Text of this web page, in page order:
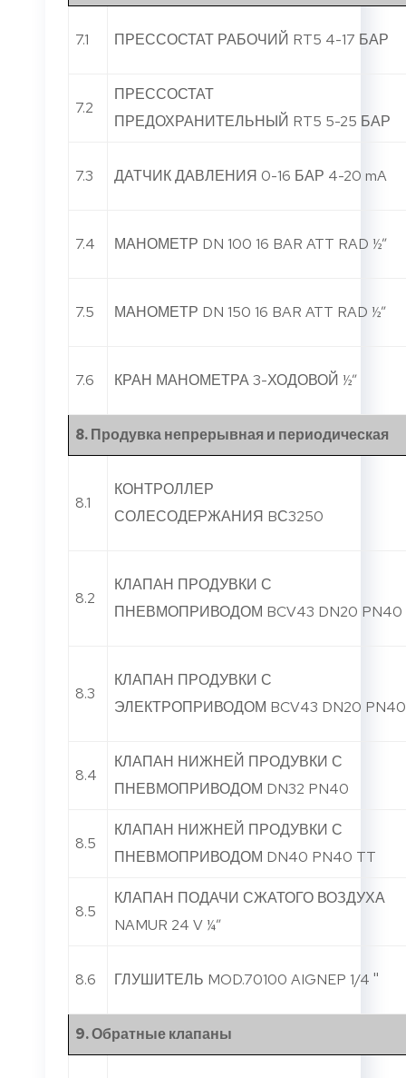
7.1 ПРЕССОСТАТ РАБОЧИЙ RT5 4-17 БАР
7.2
ПРЕССОСТАТ
ПРЕДОХРАНИТЕЛЬНЫЙ RT5 5-25 БАР
7.3 ДАТЧИК ДАВЛЕНИЯ 0-16 БАР 4-20 mA
7.4 МАНОМЕТР DN 100 16 BAR ATT RAD ½”
7.5 МАНОМЕТР DN 150 16 BAR ATT RAD ½”
7.6 КРАН МАНОМЕТРА 3-ХОДОВОЙ ½”
8. Продувка непрерывная и периодическая
8.1
КОНТРОЛЛЕР
СОЛЕСОДЕРЖАНИЯ BС3250
8.2
КЛАПАН ПРОДУВКИ С
ПНЕВМОПРИВОДОМ BCV43 DN20 PN40
8.3
КЛАПАН ПРОДУВКИ С
ЭЛЕКТРОПРИВОДОМ BCV43 DN20 PN40
8.4
КЛАПАН НИЖНЕЙ ПРОДУВКИ С
ПНЕВМОПРИВОДОМ DN32 PN40
8.5
КЛАПАН НИЖНЕЙ ПРОДУВКИ С
ПНЕВМОПРИВОДОМ DN40 PN40 TT
8.5
КЛАПАН ПОДАЧИ СЖАТОГО ВОЗДУХА
NAMUR 24 V ¼”
8.6 ГЛУШИТЕЛЬ MOD.70100 AIGNEP 1/4 ''
9. Обратные клапаны